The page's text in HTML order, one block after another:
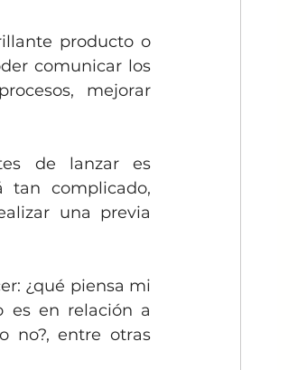
producto o
comunicar los
mejorar
de lanzar es
tan complicado,
una previa
¿qué piensa mi
es en relación a
no?, entre otras